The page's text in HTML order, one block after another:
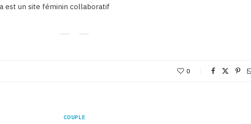
est un site féminin collaboratif
0
COUPLE